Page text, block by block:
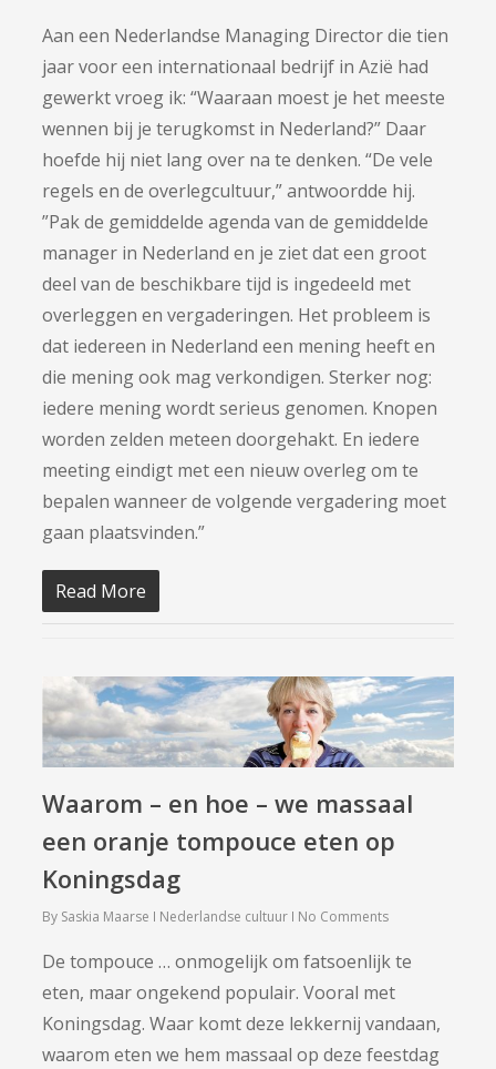
Aan een Nederlandse Managing Director die tien
jaar voor een internationaal bedrijf in Azië had
gewerkt vroeg ik: “Waaraan moest je het meeste
wennen bij je terugkomst in Nederland?” Daar
hoefde hij niet lang over na te denken. “De vele
regels en de overlegcultuur,” antwoordde hij.
”Pak de gemiddelde agenda van de gemiddelde
manager in Nederland en je ziet dat een groot
deel van de beschikbare tijd is ingedeeld met
overleggen en vergaderingen. Het probleem is
dat iedereen in Nederland een mening heeft en
die mening ook mag verkondigen. Sterker nog:
iedere mening wordt serieus genomen. Knopen
worden zelden meteen doorgehakt. En iedere
meeting eindigt met een nieuw overleg om te
bepalen wanneer de volgende vergadering moet
gaan plaatsvinden.”
Read More
Waarom – en hoe – we massaal
een oranje tompouce eten op
Koningsdag
By Saskia Maarse Nederlandse cultuur No Comments
De tompouce … onmogelijk om fatsoenlijk te
eten, maar ongekend populair. Vooral met
Koningsdag. Waar komt deze lekkernij vandaan,
waarom eten we hem massaal op deze feestdag